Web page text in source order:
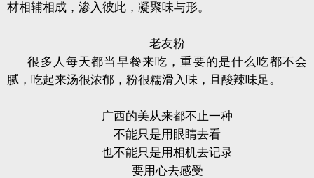
材相辅相成，渗入彼此，凝聚味与形。
老友粉
很多人每天都当早餐来吃，重要的是什么吃都不会
腻，吃起来汤很浓郁，粉很糯滑入味，且酸辣味足。
广西的美从来都不止一种
不能只是用眼睛去看
也不能只是用相机去记录
要用心去感受